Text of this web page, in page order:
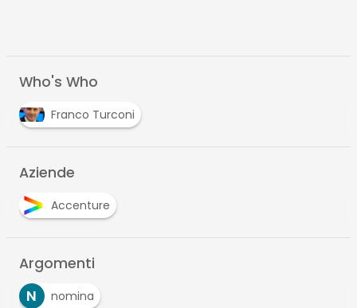
Who's Who
Franco Turconi
Aziende
Accenture
Argomenti
N
nomina